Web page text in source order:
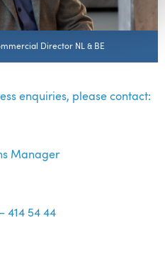
Director NL & BE
enquiries, please contact:
Manager
414 54 44